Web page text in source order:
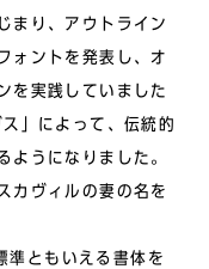
まり、アウトライン
ォントを発表し、オ
を実践していました
」によって、伝統的
ようになりました。
カヴィルの妻の名を
ともいえる書体を